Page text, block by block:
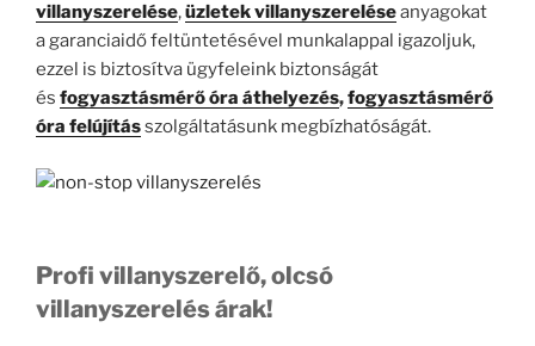
villanyszerelése,üzletek villanyszereléseanyagokat
a garanciaidő feltüntetésével munkalappal igazoljuk,
ezzel is biztosítva ügyfeleink biztonságát
és fogyasztásmérő óra áthelyezés,fogyasztásmérő
óra felújításszolgáltatásunk megbízhatóságát.
Profi villanyszerelő, olcsó
villanyszerelés árak!